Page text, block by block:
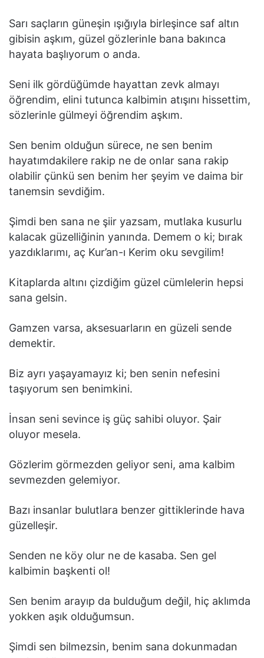
Sarı saçların güneşin ışığıyla birleşince saf altın
gibisin aşkım, güzel gözlerinle bana bakınca
hayata başlıyorum o anda.
Seni ilk gördüğümde hayattan zevk almayı
öğrendim, elini tutunca kalbimin atışını hissettim,
sözlerinle gülmeyi öğrendim aşkım.
Sen benim olduğun sürece, ne sen benim
hayatımdakilere rakip ne de onlar sana rakip
olabilir çünkü sen benim her şeyim ve daima bir
tanemsin sevdiğim.
Şimdi ben sana ne şiir yazsam, mutlaka kusurlu
kalacak güzelliğinin yanında. Demem o ki; bırak
yazdıklarımı, aç Kur’an-ı Kerim oku sevgilim!
Kitaplarda altını çizdiğim güzel cümlelerin hepsi
sana gelsin.
Gamzen varsa, aksesuarların en güzeli sende
demektir.
Biz ayrı yaşayamayız ki; ben senin nefesini
taşıyorum sen benimkini.
İnsan seni sevince iş güç sahibi oluyor. Şair
oluyor mesela.
Gözlerim görmezden geliyor seni, ama kalbim
sevmezden gelemiyor.
Bazı insanlar bulutlara benzer gittiklerinde hava
güzelleşir.
Senden ne köy olur ne de kasaba. Sen gel
kalbimin başkenti ol!
Sen benim arayıp da bulduğum değil, hiç aklımda
yokken aşık olduğumsun.
Şimdi sen bilmezsin, benim sana dokunmadan